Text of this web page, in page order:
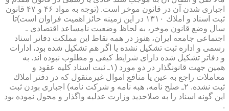
اجباری شدن آن در قانون موخر است. (توجه به مواد ۴۶ و ۴۷ قانون
ثبت اسناد و املاك ۱۳۱۰ در این زمینه حائز اهمیت فراوان است)تا
سال وضع قانون موخر، به لحاظ وضعیت نامساعد اقتصادی ـ
اجتماعی جامعه ایران، هنوز در همه نقاط این مملكت دفاتر اسناد
رسمی و اداره ثبت تشكیل نشده یا اگر هم تشكیل شده بود، ادارات
و دفاتر تشكیل شده دارای شرایط كیفی و مطلوب نبوده اند. به
همین جهت قانونگذار در دو مورد (۱ـ ثبت اسناد كلیه عقود و
معاملات راجع به عین یا منافع اموال غیرمنقول كه در دفتر املاك
ثبت نشده. ۲ـ صلح نامه، هبه نامه و شركت نامه) اجباری بودن ثبت
این گونه اسناد را به صلاحدید وزارت عدلیه واگذار و محول نموده بود
.